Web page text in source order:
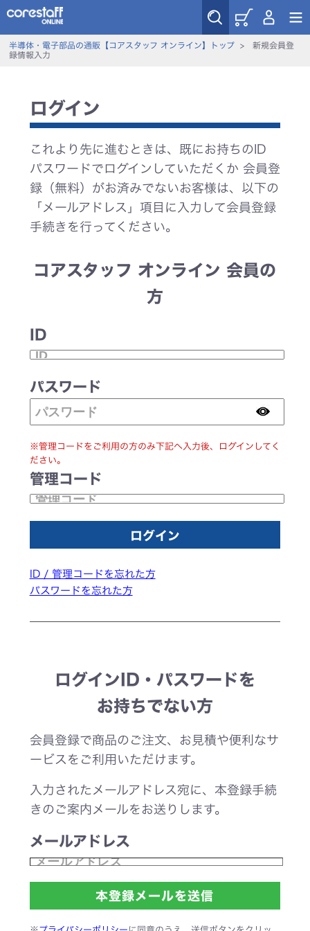
半導体・電子部品の通販【コアスタッフ オンライン】トップ> 新規会員登
録情報入力
ログイン
これより先に進むときは、既にお持ちのID
パスワードでログインしていただくか 会員登
録（無料）がお済みでないお客様は、以下の
「メールアドレス」項目に入力して会員登録
手続きを行ってください。
コアスタッフ オンライン 会員の
方
ID
パスワード
※管理コードをご利用の方のみ下記へ入力後、ログインしてく
ださい。
管理コード
ID / 管理コードを忘れた方
パスワードを忘れた方
ログインID・パスワードを
お持ちでない方
会員登録で商品のご注文、お見積や便利なサ
ービスをご利用いただけます。
入力されたメールアドレス宛に、本登録手続
きのご案内メールをお送りします。
メールアドレス